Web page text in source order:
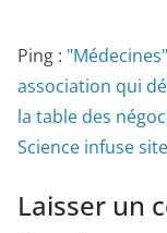
Ping :
association qui
la table des
Science infuse
Laisser un